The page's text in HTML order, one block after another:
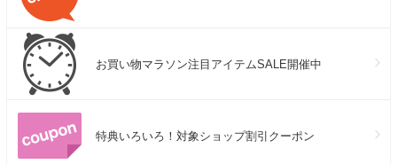
お買い物マラソン注目アイテムSALE開催中
特典いろいろ！対象ショップ割引クーポン